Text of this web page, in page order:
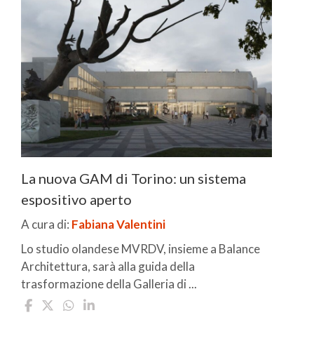
La nuova GAM di Torino: un sistema
espositivo aperto
A cura di: Fabiana Valentini
Lo studio olandese MVRDV, insieme a Balance
Architettura, sarà alla guida della
trasformazione della Galleria di ...